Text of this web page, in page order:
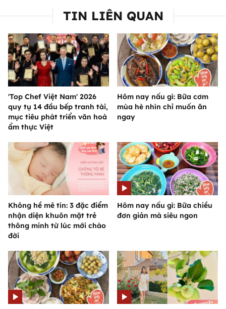
TIN LIÊN QUAN
'Top Chef Việt Nam' 2026
quy tụ 14 đầu bếp tranh tài,
mục tiêu phát triển văn hoá
ẩm thực Việt
Hôm nay nấu gì: Bữa cơm
mùa hè nhìn chỉ muốn ăn
ngay
Không hề mê tín: 3 đặc điểm
nhận diện khuôn mặt trẻ
thông minh từ lúc mới chào
đời
Hôm nay nấu gì: Bữa chiều
đơn giản mà siêu ngon